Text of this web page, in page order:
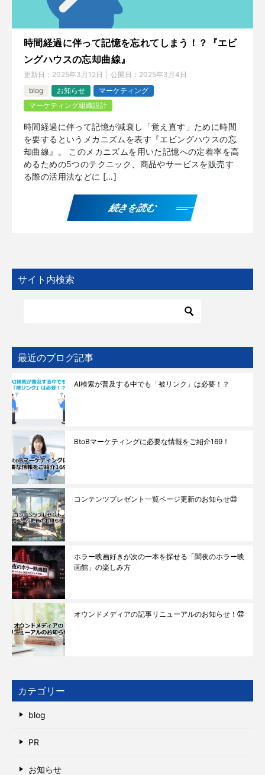
時間経過に伴って記憶を忘れてしまう！？『エビ
ングハウスの忘却曲線』
更新日： 2025年3月12日 公開日： 2025年3月4日
blog
お知らせ
マーケティング
マーケティング組織設計
時間経過に伴って記憶が減衰し「覚え直す」ために時間
を要するというメカニズムを表す『エビングハウスの忘
却曲線』。 このメカニズムを用いた記憶への定着率を高
めるための5つのテクニック、商品やサービスを販売す
る際の活用法などに […]
続きを読む
サイト内検索
最近のブログ記事
AI検索が普及する中でも「被リンク」は必要！？
BtoBマーケティングに必要な情報をご紹介169！
コンテンツプレゼント一覧ページ更新のお知らせ㉓
ホラー映画好きが次の一本を探せる「闇夜のホラー映
画館」の楽しみ方
オウンドメディアの記事リニューアルのお知らせ！㉒
カテゴリー
blog
PR
お知らせ